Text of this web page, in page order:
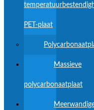
PET-plaat
Massieve
polycarbonaatplaat